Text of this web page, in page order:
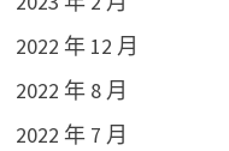
2022 年 12 月
2022 年 8 月
2022 年 7 月